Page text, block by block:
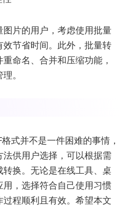
片的用户，考虑使用批量
节省时间。此外，批量转
命名、合并和压缩功能，
。
式并不是一件困难的事情，
供用户选择，可以根据需
换。无论是在线工具、桌
，选择符合自己使用习惯
程顺利且有效。希望本文